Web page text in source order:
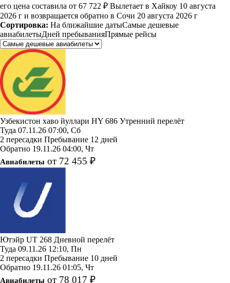
его цена составила от 67 722 ₽ Вылетает в Хайкоу 10 августа
2026 г и возвращается обратно в Сочи 20 августа 2026 г
Сортировка: На ближайшие датыСамые дешевые
авиабилетыДней пребыванияПрямые рейсы
Узбекистон хаво йуллари HY 686 Утренний перелёт
Туда 07.11.26 07:00, Сб
2 пересадки Пребывание 12 дней
Обратно 19.11.26 04:00, Чт
Авиабилеты от 72 455 ₽
Ютэйр UT 268 Дневной перелёт
Туда 09.11.26 12:10, Пн
2 пересадки Пребывание 10 дней
Обратно 19.11.26 01:05, Чт
Авиабилеты от 78 017 ₽